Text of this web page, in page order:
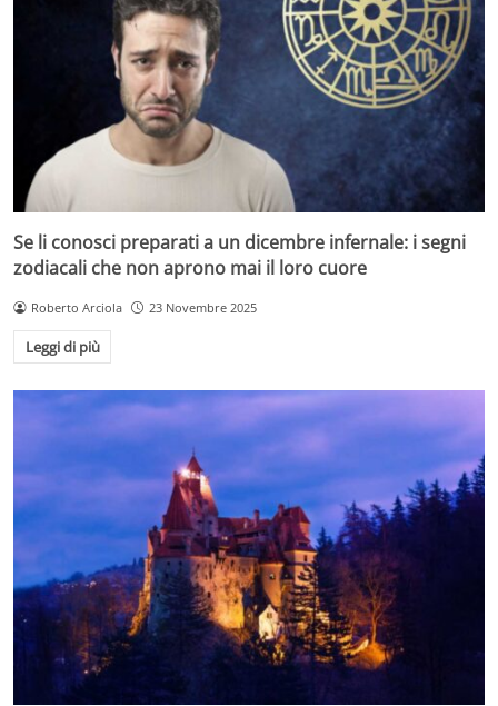
Se li conosci preparati a un dicembre infernale: i segni
zodiacali che non aprono mai il loro cuore
Roberto Arciola 23 Novembre 2025
Leggi di più